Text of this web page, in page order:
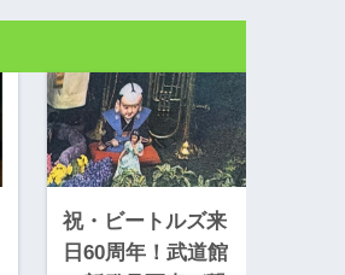
祝・ビートルズ来
日60周年！武道館